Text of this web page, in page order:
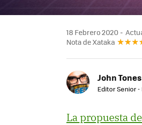
18 Febrero 2020
Nota de Xataka
John Tones
Editor Senior
La propuesta